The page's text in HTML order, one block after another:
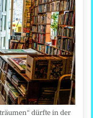
dürfte in der